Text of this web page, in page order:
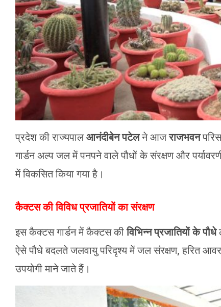
प्रदेश की राज्यपालआनंदीबेन पटेलने आजराजभवन
गार्डन अल्प जल में पनपने वाले पौधों के संरक्षण और
में विकसित किया गया है।
कैक्टस की विविध प्रजातियों का संरक्षण
इस कैक्टस गार्डन में कैक्टस कीविभिन्न प्रजातियों के पौधे
ऐसे पौधे बदलते जलवायु परिदृश्य में जल संरक्षण, हरित
उपयोगी माने जाते हैं।